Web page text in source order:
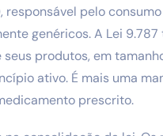
responsável pelo
genéricos. A Lei
produtos, em
ativo. É mais uma
prescrito.